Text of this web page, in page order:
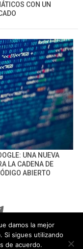
CON UN
UNA NUEVA
LA CADENA DE
ABIERTO
de Privacidad
damos la mejor
Si sigues utilizando
de acuerdo.